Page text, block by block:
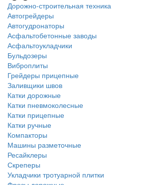
Дорожно-строительная техника
Автогрейдеры
Автогудронаторы
Асфальтобетонные заводы
Асфальтоукладчики
Бульдозеры
Виброплиты
Грейдеры прицепные
Заливщики швов
Катки дорожные
Катки пневмоколесные
Катки прицепные
Катки ручные
Компакторы
Машины разметочные
Ресайклеры
Скреперы
Укладчики тротуарной плитки